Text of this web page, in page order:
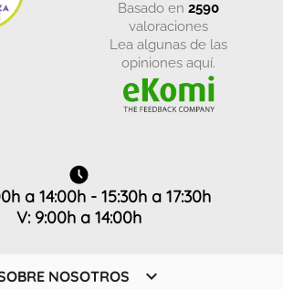
basado en 2590
valoraciones
Lea algunas de las
opiniones aquí.
a 14:00h - 15:30h a 17:30h
V: 9:00h a 14:00h
NOSOTROS 